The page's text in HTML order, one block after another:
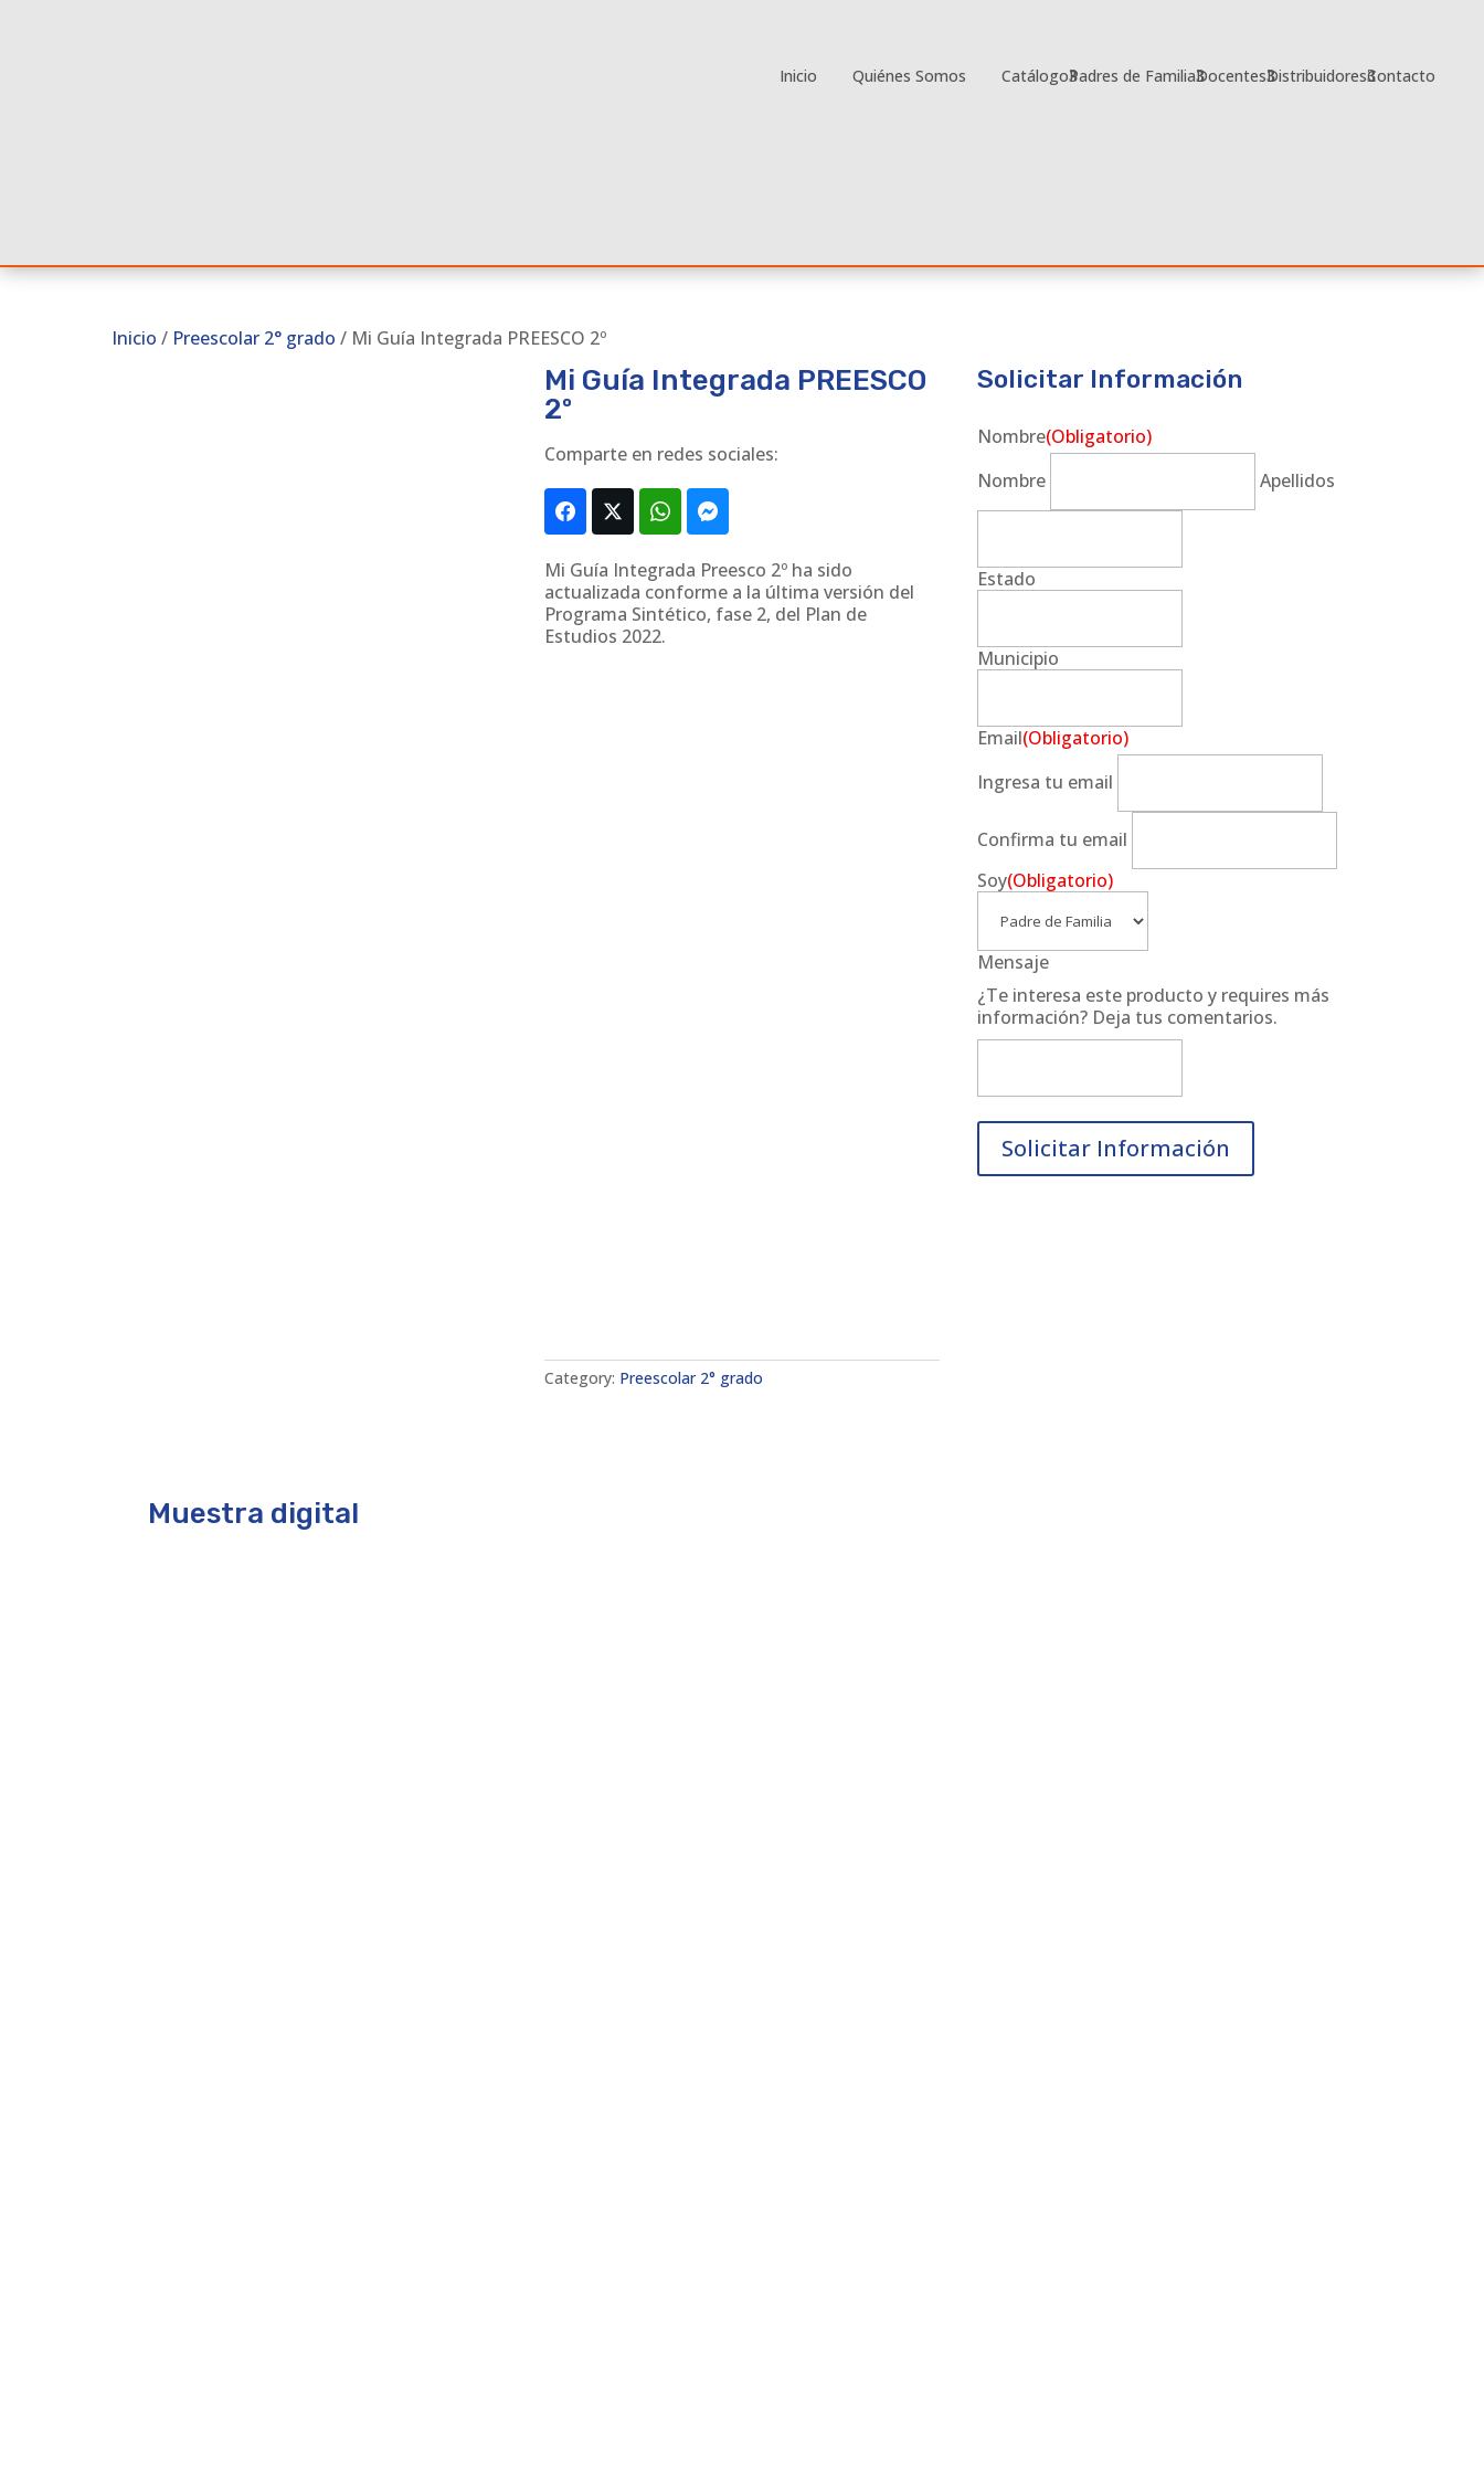
Inicio Quiénes Somos CatálogoPadres de FamiliaDocentesDistribuidoresContacto
Inicio / Preescolar 2° grado / Mi Guía Integrada PREESCO 2º
Mi Guía Integrada PREESCO
2º
Comparte en redes sociales:
Mi Guía Integrada Preesco 2º ha sido
actualizada conforme a la última versión del
Programa Sintético, fase 2, del Plan de
Estudios 2022.
Category: Preescolar 2° grado
Solicitar Información
Nombre(Obligatorio)
Nombre
Apellidos
Estado
Municipio
Email(Obligatorio)
Ingresa tu email
Confirma tu email
Soy(Obligatorio)
Mensaje
¿Te interesa este producto y requires más
información? Deja tus comentarios.
Muestra digital